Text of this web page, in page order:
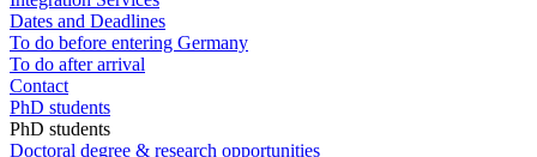
Dates and Deadlines
To do before entering Germany
To do after arrival
Contact
PhD students
PhD students
Doctoral degree & research opportunities